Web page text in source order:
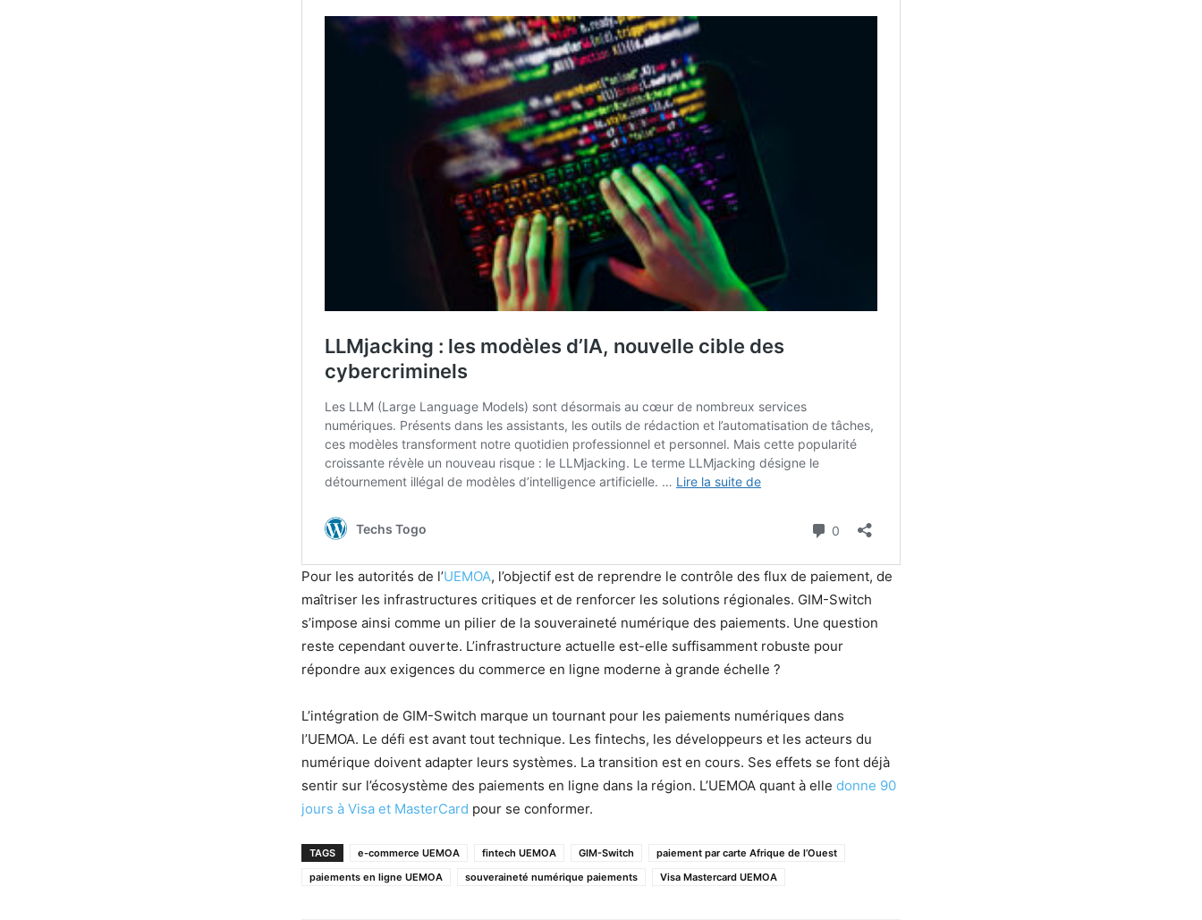
Pour les autorités de l’UEMOA, l’objectif est de reprendre le contrôle des flux de paiement, de
maîtriser les infrastructures critiques et de renforcer les solutions régionales. GIM-Switch
s’impose ainsi comme un pilier de la souveraineté numérique des paiements. Une question
reste cependant ouverte. L’infrastructure actuelle est-elle suffisamment robuste pour
répondre aux exigences du commerce en ligne moderne à grande échelle ?
L’intégration de GIM-Switch marque un tournant pour les paiements numériques dans
l’UEMOA. Le défi est avant tout technique. Les fintechs, les développeurs et les acteurs du
numérique doivent adapter leurs systèmes. La transition est en cours. Ses effets se font déjà
sentir sur l’écosystème des paiements en ligne dans la région. L’UEMOA quant à elle donne 90
jours à Visa et MasterCard pour se conformer.
TAGS e-commerce UEMOA fintech UEMOA GIM-Switch
paiement par carte Afrique de l’Ouest
paiements en ligne UEMOA
souveraineté numérique paiements Visa Mastercard UEMOA